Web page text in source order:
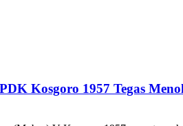
Kosgoro 1957 Tegas